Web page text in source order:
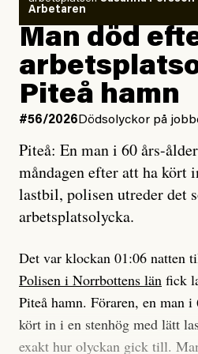
så säger jag tvärtemot.
Jag lärde mig renovera
enligt uråldrig metod
och lade min sista ungdom
på att laga en gammal bod.
Jag sökte ljuset och meningen,
efter det som var rent, rätt och
och aldrig såg jag det klarare
när jag ombord på bussen
#23/2026
Jesper
är
Arbetaren
Man död
Piteå hamn
#56/2026 Dödsolyckor på
Piteå: En man i 60 års-
måndagen efter att ha kört
lastbil, polisen utreder det
arbetsplatsolycka.
Det var klockan 01:06 natten
Polisen i Norrbottens län fick
Piteå hamn. Föraren, en man i
kört in i en stenhög med lätt
exakt hur olyckan gick till.